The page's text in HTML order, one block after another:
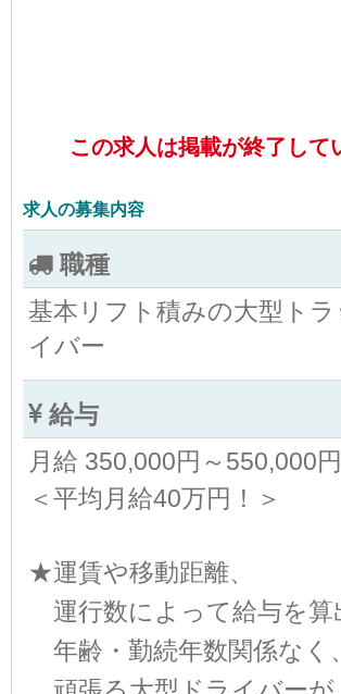
この求人は掲載が終了して
求人の募集内容
職種
基本リフト積みの大型トラ
イバー
給与
月給 350,000円～550,000円
＜平均月給40万円！＞
★運賃や移動距離、
運行数によって給与を算
年齢・勤続年数関係なく、